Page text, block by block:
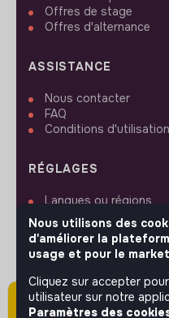
Attention cette
Offres de stage
Offres d'alternance
ASSISTANCE
Nous contacter
FAQ
Conditions d'utilisation
RÉGLAGES
Langues ou régions
Plan du site
Paramètres des
Nous utilisons des
d'améliorer la
usage et pour le
Cliquez sur accepter
utilisateur sur notre
Paramètres des